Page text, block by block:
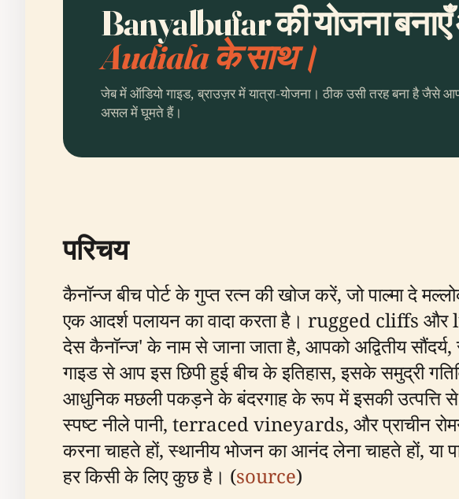
Banyalbufar की योजना
Audiala के साथ।
जेब में ऑडियो गाइड, ब्राउज़र में यात्रा-योजना। ठीक उसी तरह बना है जैसे
असल में घूमते हैं।
परिचय
कैनॉन्ज बीच पोर्ट के गुप्त रत्न की खोज करें, जो पाल्मा दे
एक आदर्श पलायन का वादा करता है। rugged cliffs और
देस कैनॉन्ज' के नाम से जाना जाता है, आपको अद्वितीय
गाइड से आप इस छिपी हुई बीच के इतिहास, इसके समुद्री
आधुनिक मछली पकड़ने के बंदरगाह के रूप में इसकी उत्पत्ति
स्पष्ट नीले पानी, terraced vineyards, और प्राचीन
करना चाहते हों, स्थानीय भोजन का आनंद लेना चाहते हों,
हर किसी के लिए कुछ है। (source)